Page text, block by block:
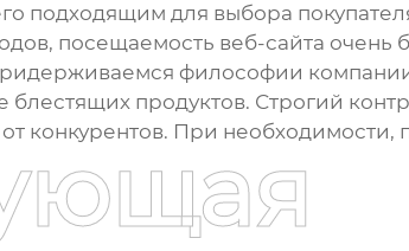
подходящим для выбора
посещаемость веб-сайта очень
философии
продуктов. Строгий
конкурентов. При